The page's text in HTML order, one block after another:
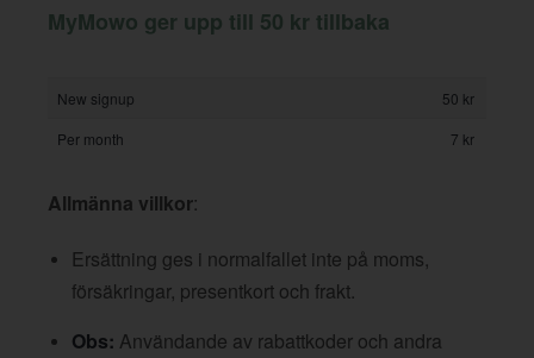
MyMowo ger upp till 50 kr tillbaka
New signup
50 kr
Per month
7 kr
Allmänna villkor:
Ersättning ges i normalfallet inte på moms,
försäkringar, presentkort och frakt.
Obs: Användande av rabattkoder och andra